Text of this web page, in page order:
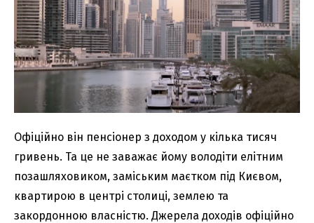
Офіційно він пенсіонер з доходом у кілька тисяч
гривень. Та це не заважає йому володіти елітним
позашляховиком, заміським маєтком під Києвом,
квартирою в центрі столиці, землею та
закордонною власністю. Джерела доходів офіційно